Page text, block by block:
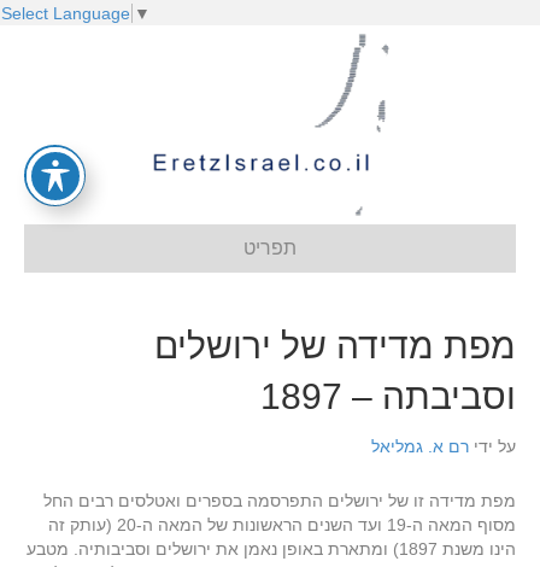
Select Language ▼
תפריט
מפת מדידה של ירושלים
וסביבתה – 1897
על ידי רם א. גמליאל
מפת מדידה זו של ירושלים התפרסמה בספרים ואטלסים רבים החל
מסוף המאה ה-19 ועד השנים הראשונות של המאה ה-20 (עותק זה
הינו משנת 1897) ומתארת באופן נאמן את ירושלים וסביבותיה. מטבע